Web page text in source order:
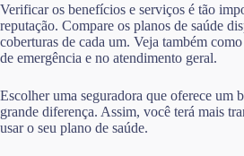
Verificar os benefícios e serviços é tão
reputação. Compare os planos de saúde
coberturas de cada um. Veja também
de emergência e no atendimento geral.
Escolher uma seguradora que oferece um
grande diferença. Assim, você terá mais
usar o seu plano de saúde.